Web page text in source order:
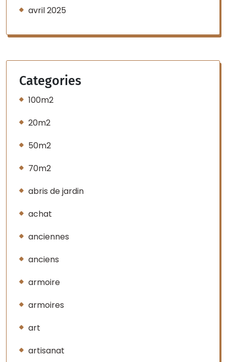
avril 2025
Categories
100m2
20m2
50m2
70m2
abris de jardin
achat
anciennes
anciens
armoire
armoires
art
artisanat